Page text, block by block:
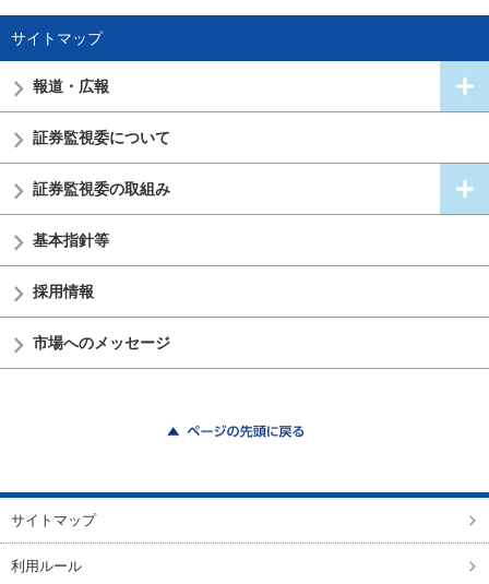
サイトマップ
報道・広報
証券監視委について
証券監視委の取組み
基本指針等
採用情報
市場へのメッセージ
サイトマップ
利用ルール